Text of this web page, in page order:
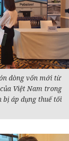
dòng vốn mới từ
Việt Nam trong
bị áp dụng thuế tối